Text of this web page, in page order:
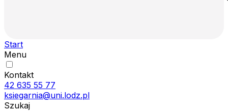
Start
Menu
Kontakt
42 635 55 77
ksiegarnia@uni.lodz.pl
Szukaj